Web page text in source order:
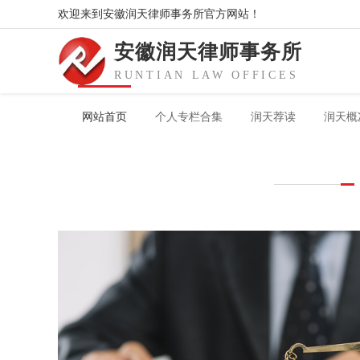
欢迎来到安徽润天律师事务所官方网站！
安徽润天律师事务所
RUNTIAN LAW OFFICES
网站首页 个人专栏合集 润天荐读 润天概